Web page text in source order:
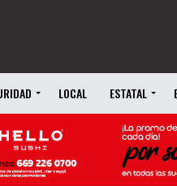
LOCAL ESTATAL